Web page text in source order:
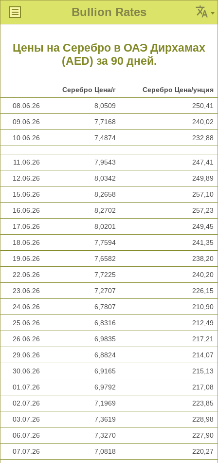
Bullion Rates
Цены на Серебро в ОАЭ Дирхамах
(AED) за 90 дней.
Серебро Цена/г Серебро Цена/унция
08.06.26 8,0509 250,41
09.06.26 7,7168 240,02
10.06.26 7,4874 232,88
11.06.26 7,9543 247,41
12.06.26 8,0342 249,89
15.06.26 8,2658 257,10
16.06.26 8,2702 257,23
17.06.26 8,0201 249,45
18.06.26 7,7594 241,35
19.06.26 7,6582 238,20
22.06.26 7,7225 240,20
23.06.26 7,2707 226,15
24.06.26 6,7807 210,90
25.06.26 6,8316 212,49
26.06.26 6,9835 217,21
29.06.26 6,8824 214,07
30.06.26 6,9165 215,13
01.07.26 6,9792 217,08
02.07.26 7,1969 223,85
03.07.26 7,3619 228,98
06.07.26 7,3270 227,90
07.07.26 7,0818 220,27